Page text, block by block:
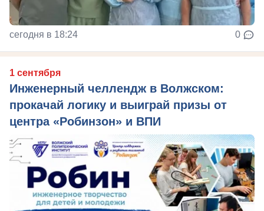
сегодня в 18:24 0
1 сентября
Инженерный челлендж в Волжском:
прокачай логику и выиграй призы от
центра «Робинзон» и ВПИ